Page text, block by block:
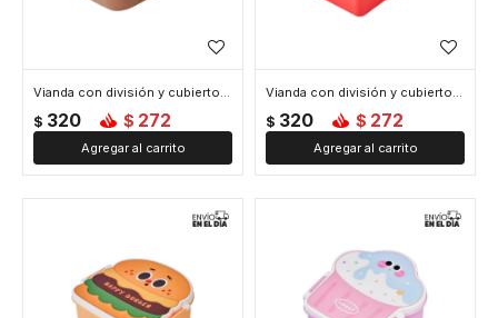
Vianda con división y cubiertos 18x14x8cm Tostada - Marron
$ 320 $ 272
Vianda con división y cubiertos 18x13x7cm Papas Fritas - Rojo
$ 320 $ 272